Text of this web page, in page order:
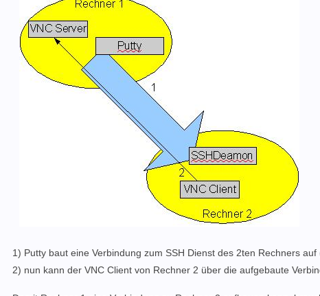
1) Putty baut eine Verbindung zum SSH Dienst des 2ten Rechners auf
2) nun kann der VNC Client von Rechner 2 über die aufgebaute